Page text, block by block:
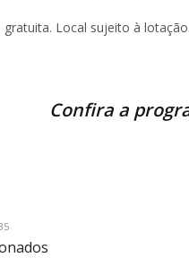
gratuita. Local sujeito à
Confira a